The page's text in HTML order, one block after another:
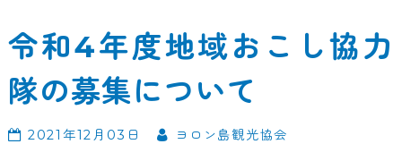
令和4年度地域おこし協力
隊の募集について
2021年12月03日 ヨロン島観光協会